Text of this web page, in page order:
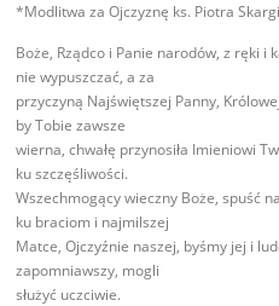
*Modlitwa za Ojczyznę ks. Piotra
Boże, Rządco i Panie narodów, z ręki i
nie wypuszczać, a za
przyczyną Najświętszej Panny,
by Tobie zawsze
wierna, chwałę przynosiła Imieniowi
ku szczęśliwości.
Wszechmogący wieczny Boże, spuść
ku braciom i najmilszej
Matce, Ojczyźnie naszej, byśmy jej i
zapomniawszy, mogli
służyć uczciwie.